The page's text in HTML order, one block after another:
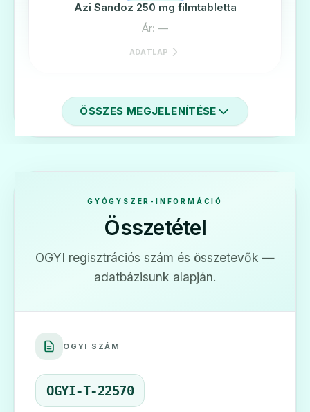
Azi Sandoz 250 mg filmtabletta
Ár: —
ADATLAP
💊
Ár: —
ADATLAP
💊
Ár: —
ADATLAP
ÖSSZES MEGJELENÍTÉSE
GYÓGYSZER-INFORMÁCIÓ
Összetétel
OGYI regisztrációs szám és összetevők —
adatbázisunk alapján.
OGYI SZÁM
OGYI-T-22570